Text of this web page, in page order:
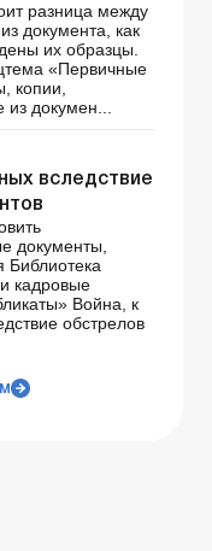
разница между
документа, как
их образцы.
«Первичные
копии,
из докумен...
вследствие
документы,
Библиотека
кадровые
Война, к
обстрелов